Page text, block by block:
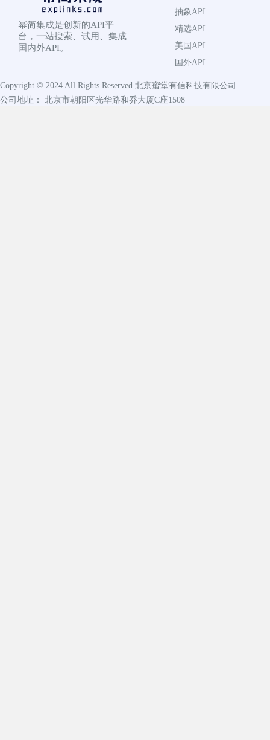
幂简集成是创新的API平
台，一站搜索、试用、集成
国内外API。
抽象API
精选API
美国API
国外API
Copyright © 2024 All Rights Reserved 北京蜜堂有信科技有限公司
公司地址： 北京市朝阳区光华路和乔大厦C座1508